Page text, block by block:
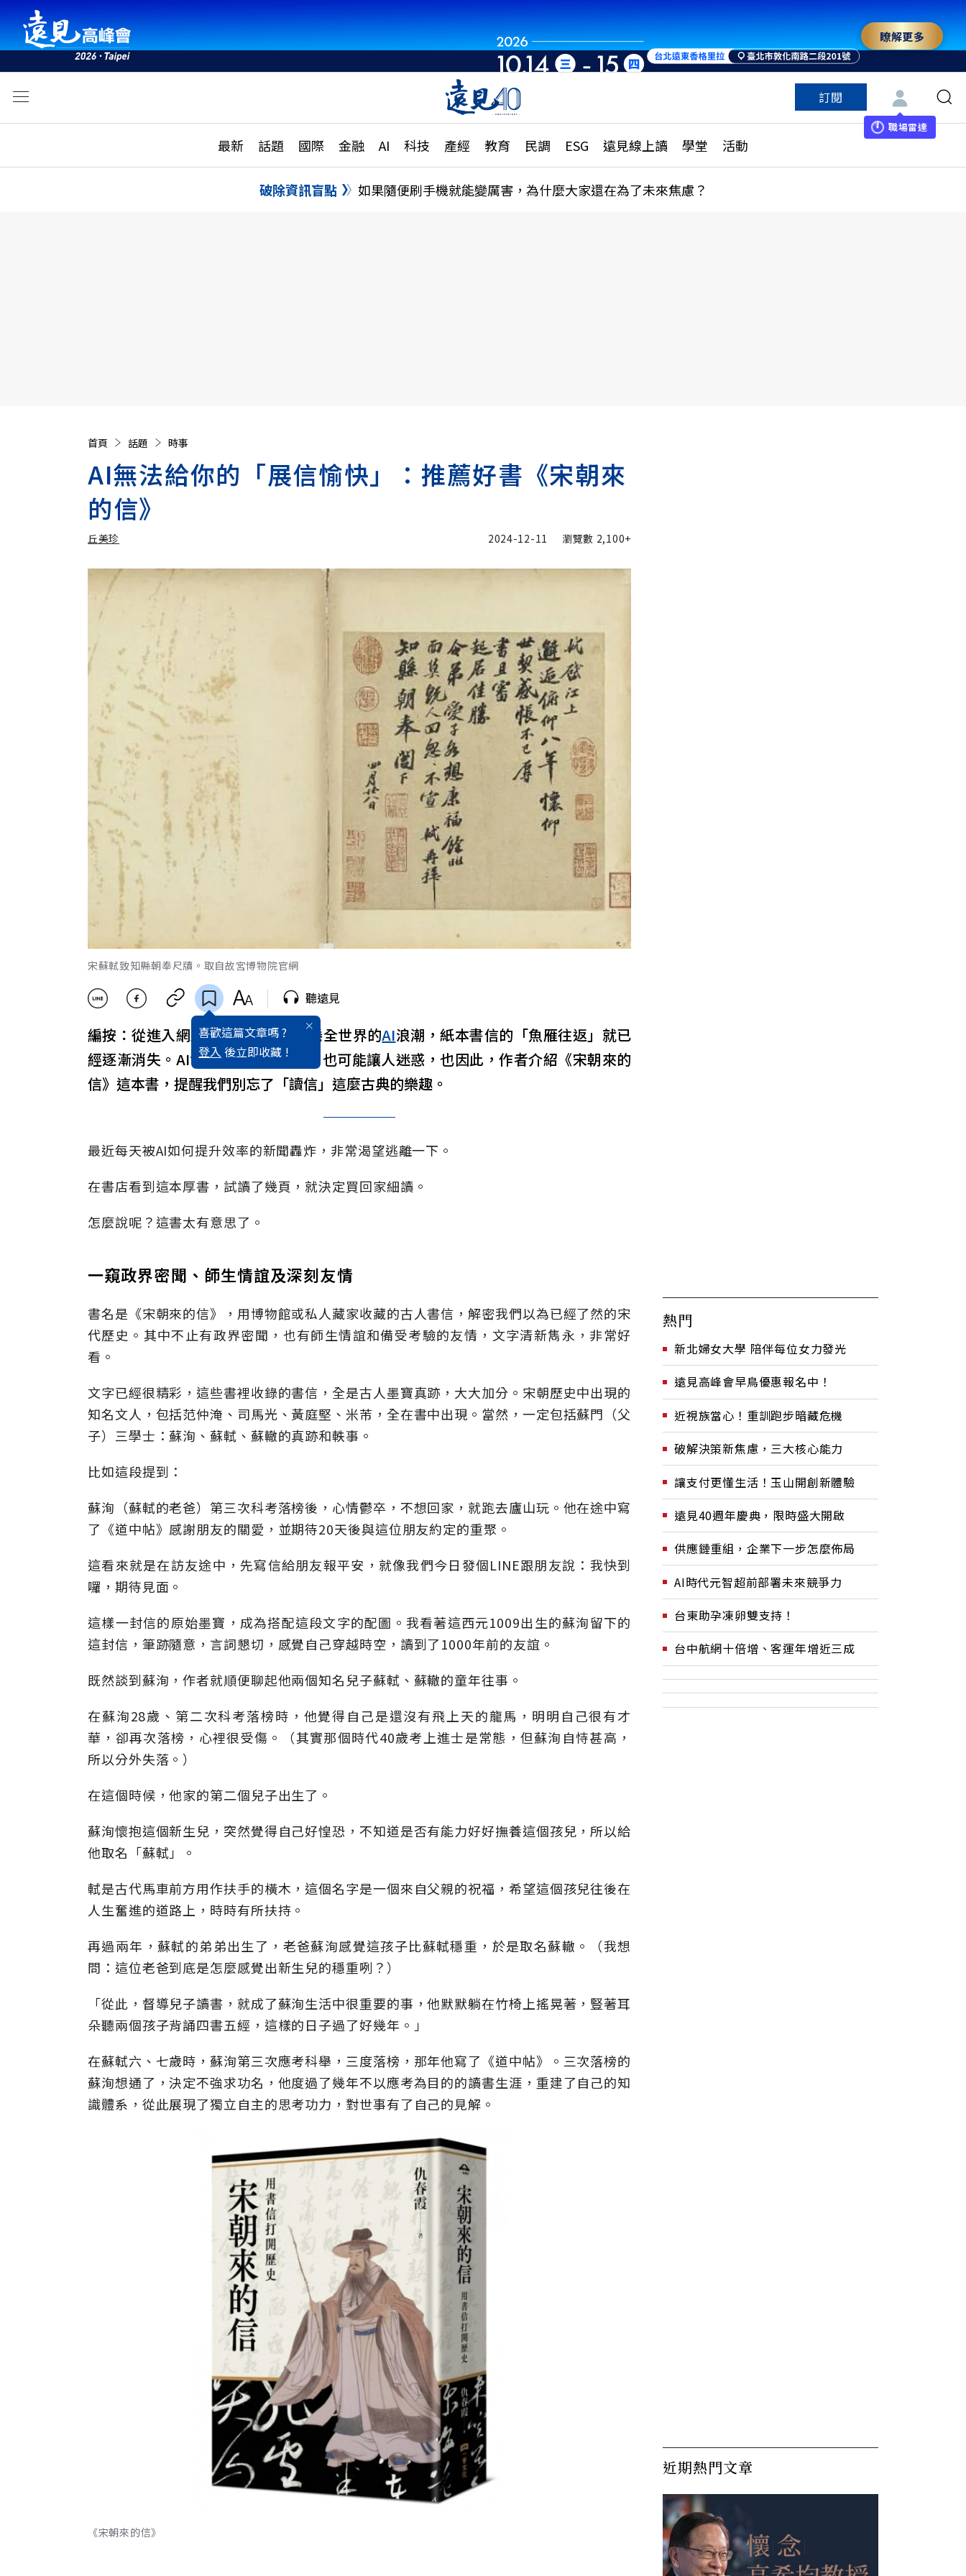
瞭解更多
訂閱
職場雷達
最新 話題 國際 金融 AI 科技 產經 教育 民調 ESG 遠見線上讀 學堂 活動
活動
話題
國際
特輯
大學升學、職涯攻略
縣市施政調查全解析
更多訂閱方案
特色頻道
破除資訊盲點 如果隨便刷手機就能變厲害，為什麼大家還在為了未來焦慮？
首頁 話題 時事
AI無法給你的「展信愉快」：推薦好書《宋朝來
的信》
丘美珍
加入追蹤
2024-12-11 瀏覽數 2,100+
宋蘇軾致知縣朝奉尺牘。取自故宮博物院官網
喜歡這篇文章嗎 ?
登入 後立即收藏 !
聽遠見
編按：從進入網路時代，到現在席捲全世界的AI浪潮，紙本書信的「魚雁往返」就已
經逐漸消失。AI世界不僅讓人著迷，也可能讓人迷惑，也因此，作者介紹《宋朝來的
信》這本書，提醒我們別忘了「讀信」這麼古典的樂趣。
最近每天被AI如何提升效率的新聞轟炸，非常渴望逃離一下。
在書店看到這本厚書，試讀了幾頁，就決定買回家細讀。
怎麼說呢？這書太有意思了。
一窺政界密聞、師生情誼及深刻友情
書名是《宋朝來的信》，用博物館或私人藏家收藏的古人書信，解密我們以為已經了然的宋
代歷史。其中不止有政界密聞，也有師生情誼和備受考驗的友情，文字清新雋永，非常好
看。
文字已經很精彩，這些書裡收錄的書信，全是古人墨寶真跡，大大加分。宋朝歷史中出現的
知名文人，包括范仲淹、司馬光、黃庭堅、米芾，全在書中出現。當然，一定包括蘇門（父
子）三學士：蘇洵、蘇軾、蘇轍的真跡和軼事。
比如這段提到：
蘇洵（蘇軾的老爸）第三次科考落榜後，心情鬱卒，不想回家，就跑去廬山玩。他在途中寫
了《道中帖》感謝朋友的關愛，並期待20天後與這位朋友約定的重聚。
這看來就是在訪友途中，先寫信給朋友報平安，就像我們今日發個LINE跟朋友說：我快到
囉，期待見面。
這樣一封信的原始墨寶，成為搭配這段文字的配圖。我看著這西元1009出生的蘇洵留下的
這封信，筆跡隨意，言詞懇切，感覺自己穿越時空，讀到了1000年前的友誼。
既然談到蘇洵，作者就順便聊起他兩個知名兒子蘇軾、蘇轍的童年往事。
在蘇洵28歲、第二次科考落榜時，他覺得自己是還沒有飛上天的龍馬，明明自己很有才
華，卻再次落榜，心裡很受傷。（其實那個時代40歲考上進士是常態，但蘇洵自恃甚高，
所以分外失落。）
在這個時候，他家的第二個兒子出生了。
蘇洵懷抱這個新生兒，突然覺得自己好惶恐，不知道是否有能力好好撫養這個孩兒，所以給
他取名「蘇軾」。
軾是古代馬車前方用作扶手的橫木，這個名字是一個來自父親的祝福，希望這個孩兒往後在
人生奮進的道路上，時時有所扶持。
再過兩年，蘇軾的弟弟出生了，老爸蘇洵感覺這孩子比蘇軾穩重，於是取名蘇轍。（我想
問：這位老爸到底是怎麼感覺出新生兒的穩重咧？）
「從此，督導兒子讀書，就成了蘇洵生活中很重要的事，他默默躺在竹椅上搖晃著，豎著耳
朵聽兩個孩子背誦四書五經，這樣的日子過了好幾年。」
在蘇軾六、七歲時，蘇洵第三次應考科舉，三度落榜，那年他寫了《道中帖》。三次落榜的
蘇洵想通了，決定不強求功名，他度過了幾年不以應考為目的的讀書生涯，重建了自己的知
識體系，從此展現了獨立自主的思考功力，對世事有了自己的見解。
《宋朝來的信》
熱門
新北婦女大學 陪伴每位女力發光
遠見高峰會早鳥優惠報名中！
近視族當心！重訓跑步暗藏危機
破解決策新焦慮，三大核心能力
讓支付更懂生活！玉山開創新體驗
遠見40週年慶典，限時盛大開啟
供應鏈重組，企業下一步怎麼佈局
AI時代元智超前部署未來競爭力
台東助孕凍卵雙支持！
台中航網十倍增、客運年增近三成
近期熱門文章